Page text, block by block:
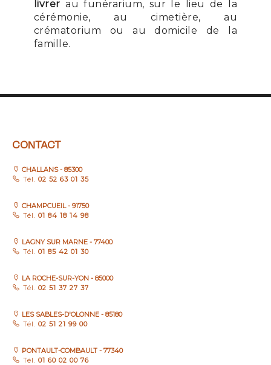
livrer au funérarium, sur le lieu de la
cérémonie, au cimetière, au
crématorium ou au domicile de la
famille.
CONTACT
CHALLANS - 85300
Tél. 02 52 63 01 35
CHAMPCUEIL - 91750
Tél. 01 84 18 14 98
LAGNY SUR MARNE - 77400
Tél. 01 85 42 01 30
LA ROCHE-SUR-YON - 85000
Tél. 02 51 37 27 37
LES SABLES-D'OLONNE - 85180
Tél. 02 51 21 99 00
PONTAULT-COMBAULT - 77340
Tél. 01 60 02 00 76